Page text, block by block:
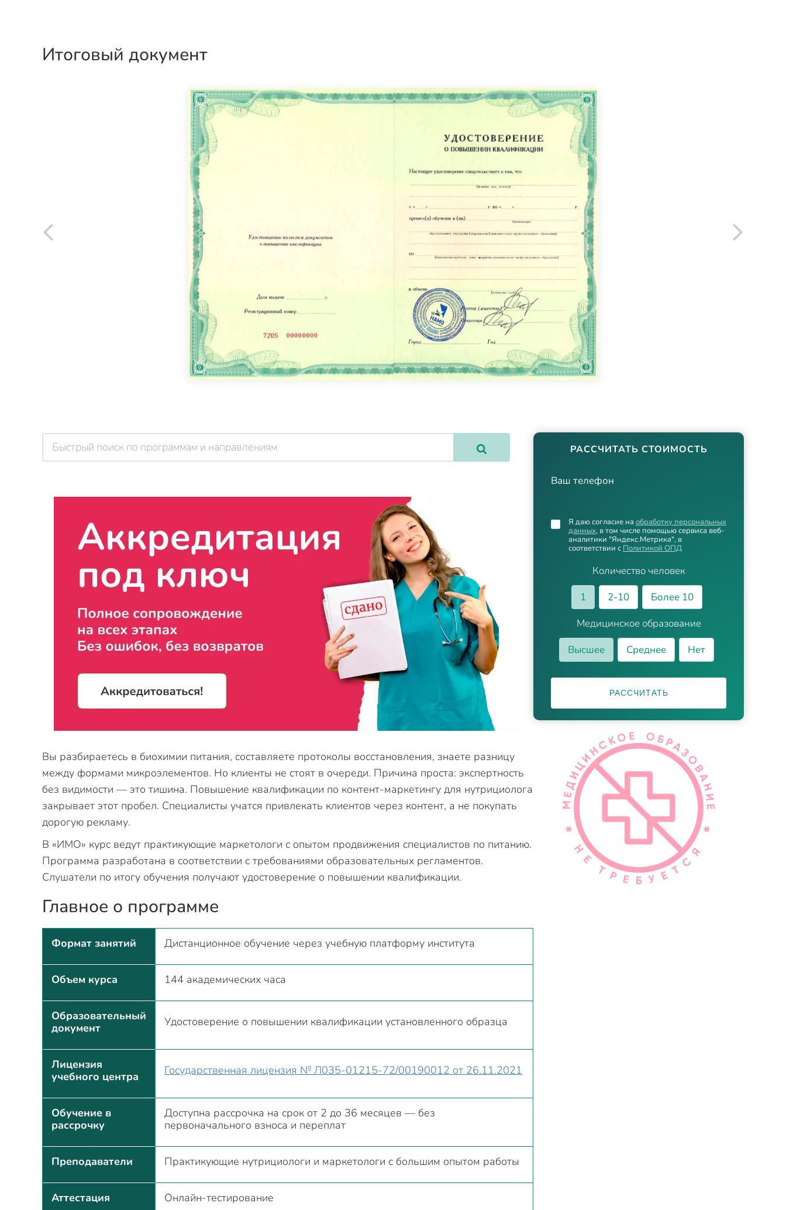
Итоговый документ
РАССЧИТАТЬ СТОИМОСТЬ
Ваш телефон
Количество человек
1
2-10
Более 10
Медицинское образование
Высшее
Среднее Нет
Я даю согласие на обработку персональных
данных, в том числе помощью сервиса веб-
аналитики "Яндекс.Метрика", в
соответствии с Политикой ОПД
РАССЧИТАТЬ
Вы разбираетесь в биохимии питания, составляете протоколы восстановления, знаете разницу
между формами микроэлементов. Но клиенты не стоят в очереди. Причина проста: экспертность
без видимости — это тишина. Повышение квалификации по контент-маркетингу для нутрициолога
закрывает этот пробел. Специалисты учатся привлекать клиентов через контент, а не покупать
дорогую рекламу.
В «ИМО» курс ведут практикующие маркетологи с опытом продвижения специалистов по питанию.
Программа разработана в соответствии с требованиями образовательных регламентов.
Слушатели по итогу обучения получают удостоверение о повышении квалификации.
Главное о программе
Формат занятий Дистанционное обучение через учебную платформу института
Объем курса 144 академических часа
Образовательный
документ
Удостоверение о повышении квалификации установленного образца
Лицензия
учебного центра
Государственная лицензия № Л035-01215-72/00190012 от 26.11.2021
Обучение в
рассрочку
Доступна рассрочка на срок от 2 до 36 месяцев — без
первоначального взноса и переплат
Преподаватели Практикующие нутрициологи и маркетологи с большим опытом работы
Аттестация Онлайн-тестирование